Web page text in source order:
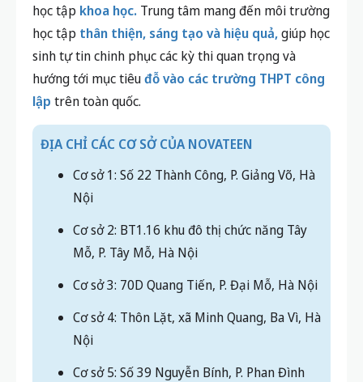
học tập khoa học. Trung tâm mang đến môi trường
học tập thân thiện, sáng tạo và hiệu quả,giúp học
sinh tự tin chinh phục các kỳ thi quan trọng và
hướng tới mục tiêuđỗ vào các trường THPT công
lập trên toàn quốc.
ĐỊA CHỈ CÁC CƠ SỞ CỦA NOVATEEN
Cơ sở 1: Số 22 Thành Công, P. Giảng Võ, Hà
Nội
Cơ sở 2: BT1.16 khu đô thị chức năng Tây
Mỗ, P. Tây Mỗ, Hà Nội
Cơ sở 3: 70D Quang Tiến, P. Đại Mỗ, Hà Nội
Cơ sở 4: Thôn Lặt, xã Minh Quang, Ba Vì, Hà
Nội
Cơ sở 5: Số 39 Nguyễn Bính, P. Phan Đình